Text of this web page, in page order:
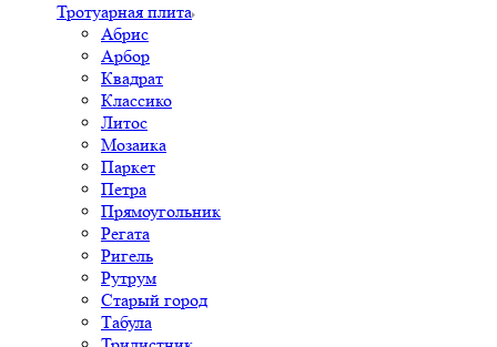
Тротуарная плита
Абрис
Арбор
Квадрат
Классико
Литос
Мозаика
Паркет
Петра
Прямоугольник
Регата
Ригель
Рутрум
Старый город
Табула